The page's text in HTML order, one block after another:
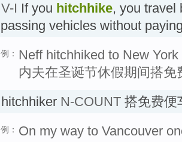
V-I If you hitchhike, you travel
passing vehicles without
例： Neff hitchhiked to New
内夫在圣诞节休假期间搭
hitchhiker N-COUNT 搭免费便
例： On my way to Vancouver